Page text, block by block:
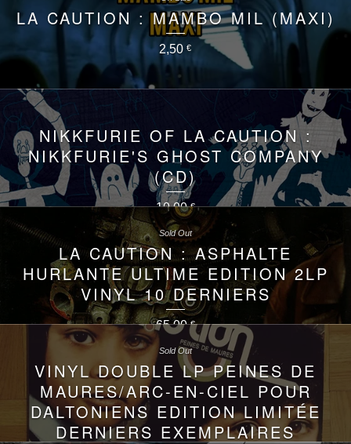
LA CAUTION : MAMBO MIL (MAXI)
2,50 €
NIKKFURIE OF LA CAUTION :
NIKKFURIE'S GHOST COMPANY
(CD)
10,00€
LA CAUTION : ASPHALTE
HURLANTE ULTIME EDITION 2LP
VINYL 10 DERNIERS
65,00€
Sold Out
VINYL DOUBLE LP PEINES DE
MAURES/ARC-EN-CIEL POUR
DALTONIENS EDITION LIMITÉE
DERNIERS EXEMPLAIRES
Sold Out